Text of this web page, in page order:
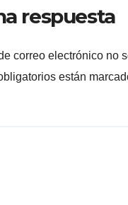
respuesta
correo electrónico no
están